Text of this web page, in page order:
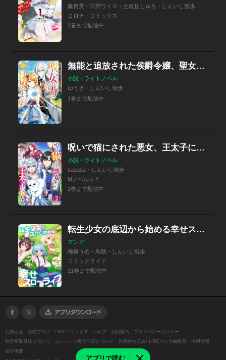
アプリで読む
藤房英・日野ワイマ・土岐丘しゅろ・しんいし智歩
コロナ・コミックス
1巻まで配信中
無能と追放された侯爵令嬢、聖女の力に目覚めました
小説・ライトノベル
ゆうき・しんいし智歩
1巻まで配信中
呪いで猫にされた悪女、王太子に拾われる。
小説・ライトノベル
sasasa・しんいし智歩
Mノベルスｆ
2巻まで配信中
転生少女の底辺から始める幸せスローライフ 【単話版】
マンガ
梅原うめ・鳥助・しんいし智歩
コミックライド
11巻まで配信中
お知らせ 公式ブログ LINEコミックス ヘルプ 利用規約
プライバシーポリシー
特定商取引法について
コンテンツ配信許諾について 作品持ち込み/ LINEマンガ編集部
採用情報
会社概要